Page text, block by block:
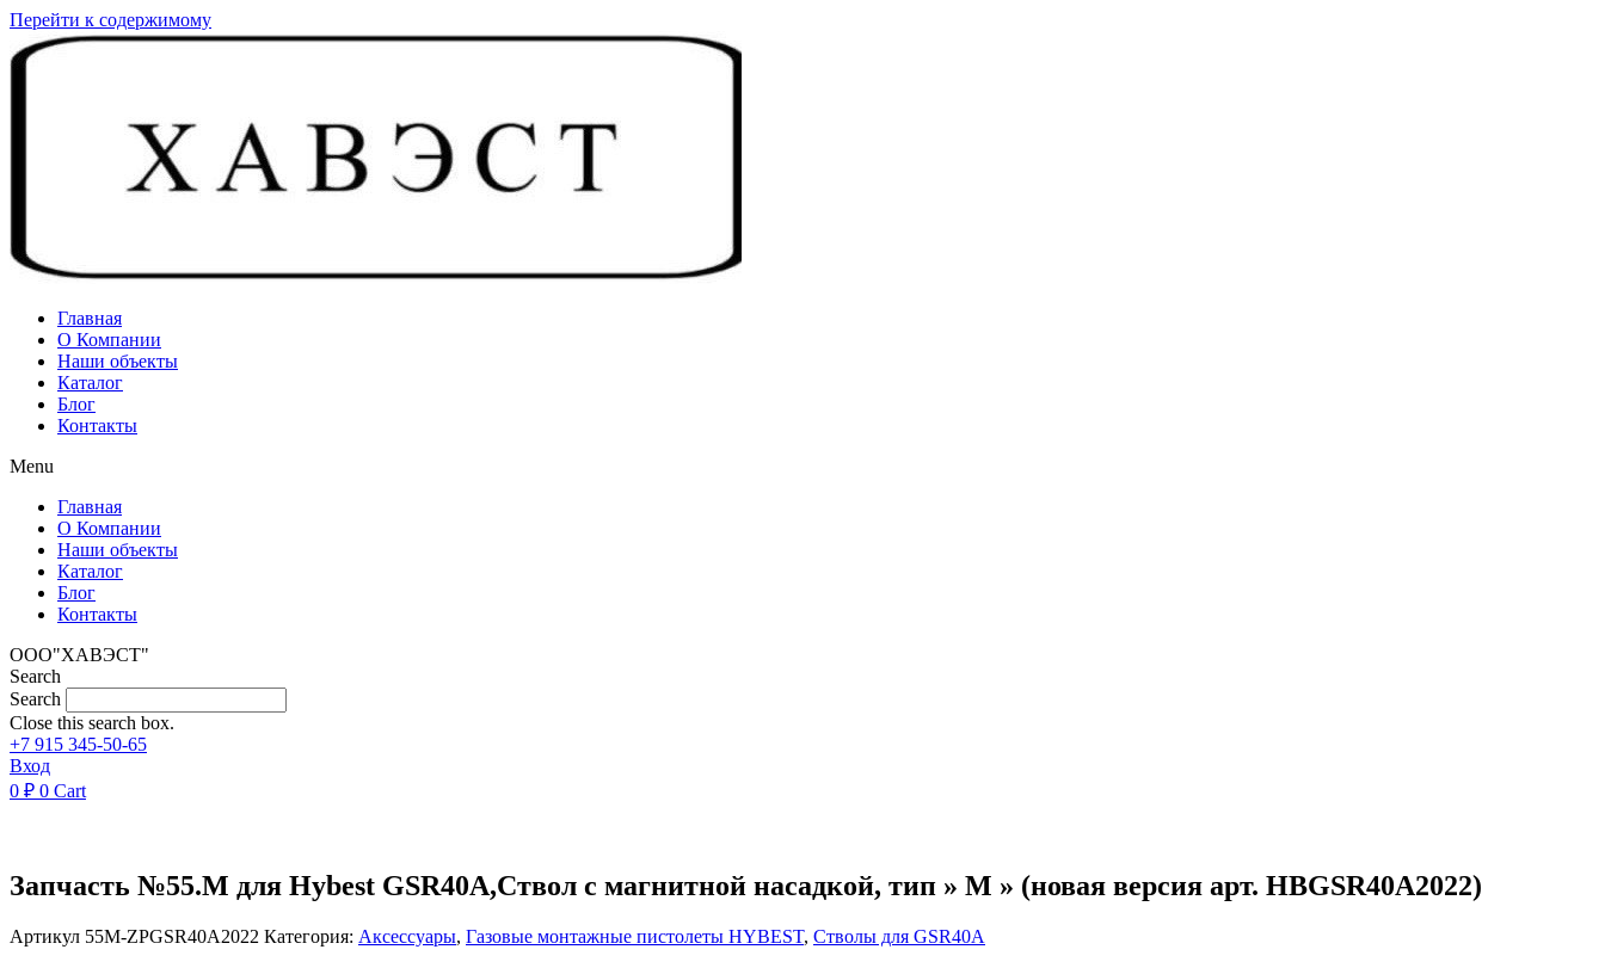
Перейти к содержимому
Главная
О Компании
Наши объекты
Каталог
Блог
Контакты
Menu
Главная
О Компании
Наши объекты
Каталог
Блог
Контакты
ООО"ХАВЭСТ"
Search
Search
Close this search box.
+7 915 345-50-65
Вход
0 ₽ 0 Cart
Запчасть №55.M для Hybest GSR40A,Ствол с магнитной насадкой, тип » M » (новая версия арт. HBGSR40A2022)
Артикул 55M-ZPGSR40A2022 Категория: Аксессуары, Газовые монтажные пистолеты HYBEST, Стволы для GSR40A